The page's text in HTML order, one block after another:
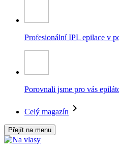
Profesionální IPL epilace v
Porovnali jsme pro vás
Celý magazín
Přejít na menu